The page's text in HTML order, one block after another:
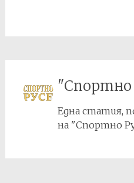
"Спортно
Една статия,
на "Спортно